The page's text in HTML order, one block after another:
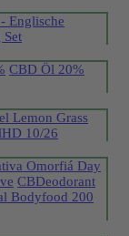
Englische
Set
CBD Öl 20%
Lemon Grass
10/26
Omorfiá Day
CBDeodorant
Bodyfood 200